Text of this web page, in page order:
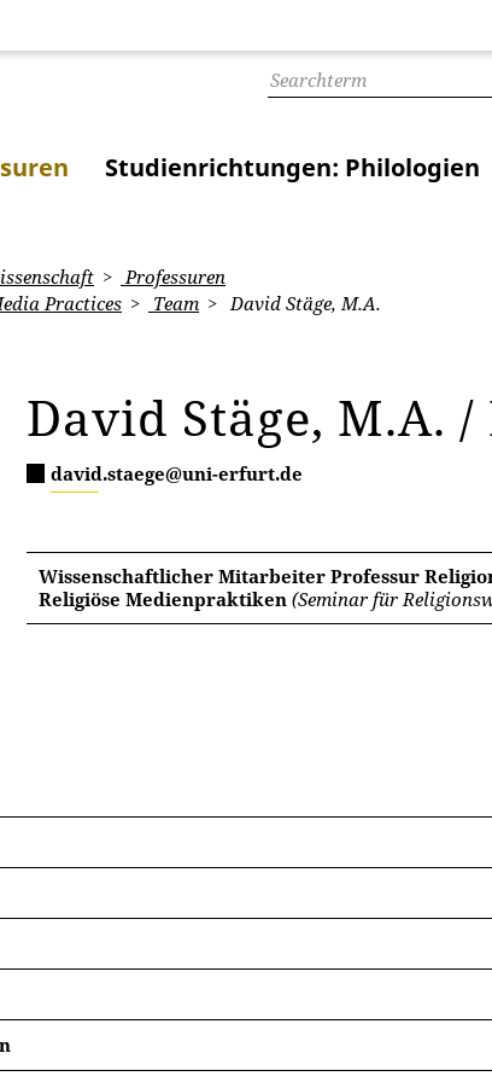
Studienrichtungen: Philologien
Professuren
Practices
Team David Stäge, M.A.
David Stäge, M.A. /
david.staege@uni-erfurt.de
Wissenschaftlicher Mitarbeiter Professur
Religiöse Medienpraktiken (Seminar für
der Shia
2026:
Qajaren bis zur Islamischen Republik
Kontext